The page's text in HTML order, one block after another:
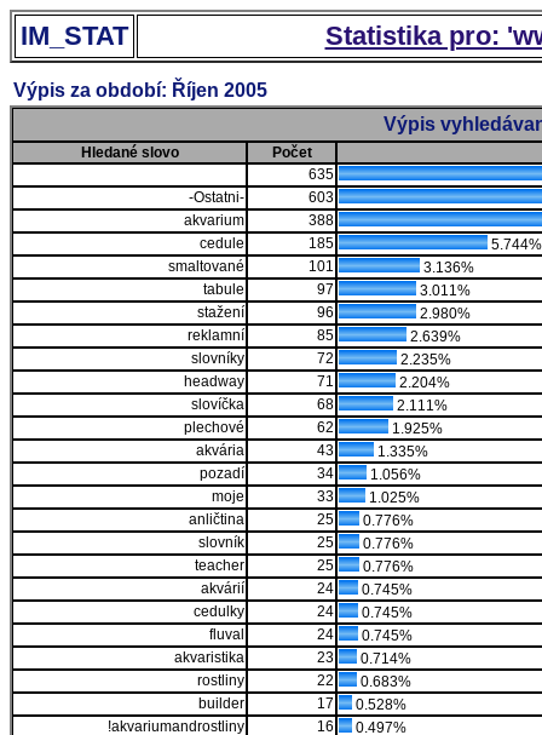
IM_STAT Statistika pro:
Výpis za období: Říjen 2005
Výpis
Hledané slovo
Počet
635
-Ostatni-
603
akvarium
388
cedule
185
5.744%
smaltované
101
3.136%
tabule
97
3.011%
stažení
96
2.980%
reklamní
85
2.639%
slovníky
72
2.235%
headway
71
2.204%
slovíčka
68
2.111%
plechové
62
1.925%
akvária
43
1.335%
pozadí
34
1.056%
moje
33
1.025%
anličtina
25
0.776%
slovník
25
0.776%
teacher
25
0.776%
akvárií
24
0.745%
cedulky
24
0.745%
fluval
24
0.745%
akvaristika
23
0.714%
rostliny
22
0.683%
builder
17
0.528%
!akvariumandrostliny
16
0.497%